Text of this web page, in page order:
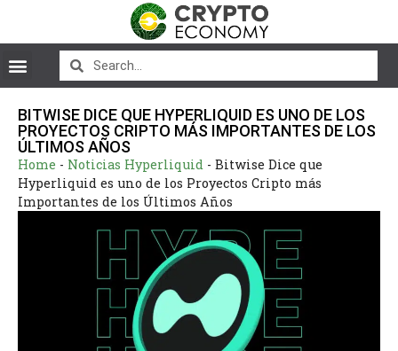
BITWISE DICE QUE HYPERLIQUID ES UNO DE LOS
PROYECTOS CRIPTO MÁS IMPORTANTES DE LOS
ÚLTIMOS AÑOS
Home - Noticias Hyperliquid - Bitwise Dice que
Hyperliquid es uno de los Proyectos Cripto más
Importantes de los Últimos Años